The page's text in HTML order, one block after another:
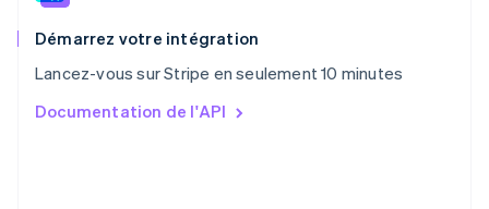
Démarrez votre intégration
Lancez-vous sur Stripe en seulement 10 minutes
Documentation de l'API
Royaume-Uni
English
English简体中文
English